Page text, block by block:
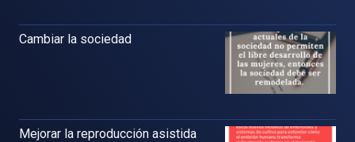
Cambiar la sociedad
Mejorar la reproducción asistida